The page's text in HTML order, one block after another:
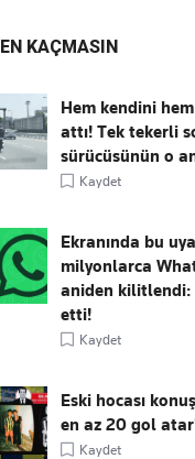
KAÇMASIN
Hem kendini
attı! Tek tekerli
sürücüsünün o
Kaydet
Ekranında bu
milyonlarca
aniden kilitlendi:
etti!
Kaydet
Eski hocası
en az 20 gol
Kaydet